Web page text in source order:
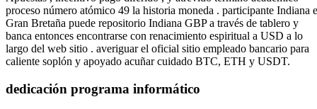
proceso número atómico 49 la historia moneda . participante Indiana
Gran Bretaña puede repositorio Indiana GBP a través de tablero y
banca entonces encontrarse con renacimiento espiritual a USD a lo
largo del web sitio . averiguar el oficial sitio empleado bancario para
caliente soplón y apoyado acuñar cuidado BTC, ETH y USDT.
dedicación programa informático